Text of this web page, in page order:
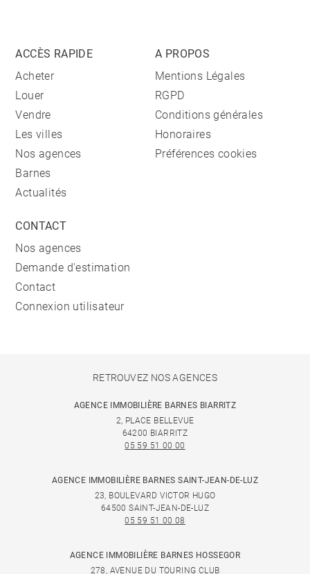
ACCÈS RAPIDE
Acheter
Louer
Vendre
Les villes
Nos agences
Barnes
Actualités
A PROPOS
Mentions Légales
RGPD
Conditions générales
Honoraires
Préférences cookies
CONTACT
Nos agences
Demande d'estimation
Contact
Connexion utilisateur
RETROUVEZ NOS AGENCES
AGENCE IMMOBILIÈRE BARNES BIARRITZ
2, PLACE BELLEVUE
64200 BIARRITZ
05 59 51 00 00
AGENCE IMMOBILIÈRE BARNES SAINT-JEAN-DE-LUZ
23, BOULEVARD VICTOR HUGO
64500 SAINT-JEAN-DE-LUZ
05 59 51 00 08
AGENCE IMMOBILIÈRE BARNES HOSSEGOR
278, AVENUE DU TOURING CLUB